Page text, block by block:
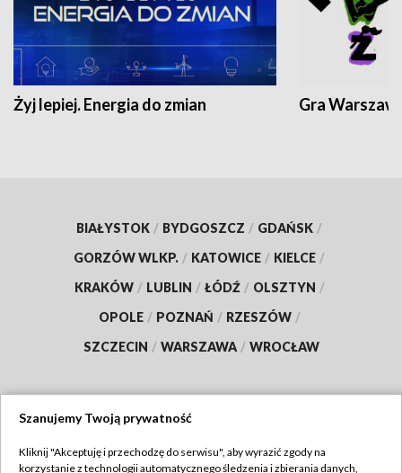
Żyj lepiej. Energia do zmian Gra
BIAŁYSTOK / BYDGOSZCZ / GDAŃSK /
GORZÓW WLKP. / KATOWICE / KIELCE /
KRAKÓW / LUBLIN / ŁÓDŹ / OLSZTYN /
OPOLE / POZNAŃ / RZESZÓW /
SZCZECIN / WARSZAWA / WROCŁAW
Szanujemy Twoją prywatność
Kliknij "Akceptuję i przechodzę do serwisu", aby wyrazić zgody na
korzystanie z technologii automatycznego śledzenia i zbierania danych,